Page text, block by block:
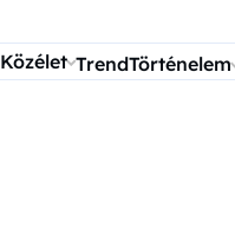
Közélet TrendTörténelem